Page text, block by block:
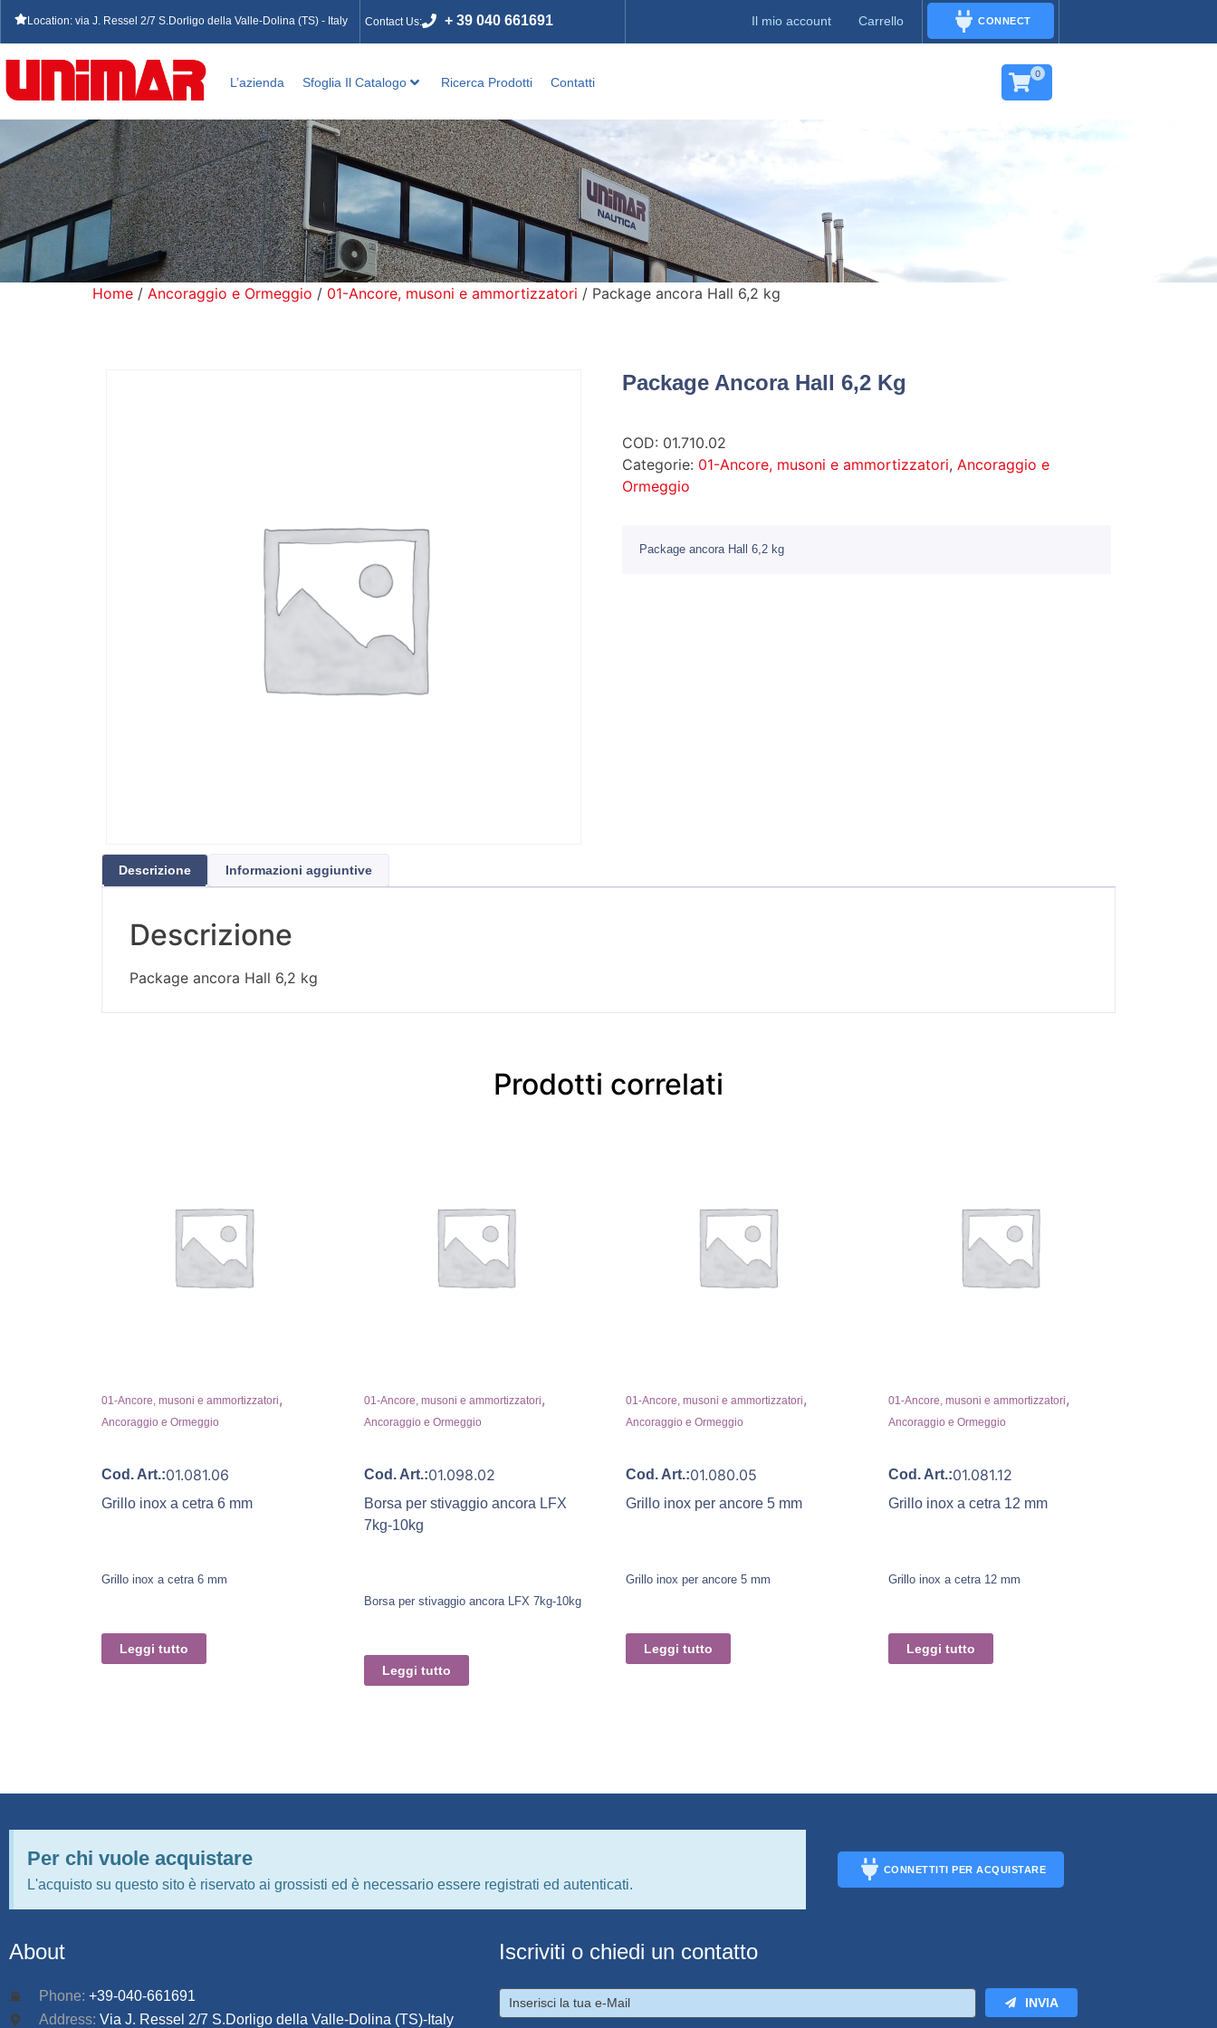
Location: via J. Ressel 2/7 S.Dorligo della Valle-Dolina (TS) - Italy Contact Us: + 39 040 661691 Il mio account Carrello CONNECT
L’azienda Sfoglia Il Catalogo Ricerca Prodotti Contatti
0
Home / Ancoraggio e Ormeggio / 01-Ancore, musoni e ammortizzatori / Package ancora Hall 6,2 kg
Package Ancora Hall 6,2 Kg
COD: 01.710.02
Categorie: 01-Ancore, musoni e ammortizzatori, Ancoraggio e
Ormeggio
Package ancora Hall 6,2 kg
Descrizione Informazioni aggiuntive
Descrizione
Package ancora Hall 6,2 kg
Prodotti correlati
01-Ancore, musoni e ammortizzatori,
Ancoraggio e Ormeggio
Cod. Art.:01.081.06
Grillo inox a cetra 6 mm
Grillo inox a cetra 6 mm
Leggi tutto
01-Ancore, musoni e ammortizzatori,
Ancoraggio e Ormeggio
Cod. Art.:01.098.02
Borsa per stivaggio ancora LFX
7kg-10kg
Borsa per stivaggio ancora LFX 7kg-10kg
Leggi tutto
01-Ancore, musoni e ammortizzatori,
Ancoraggio e Ormeggio
Cod. Art.:01.080.05
Grillo inox per ancore 5 mm
Grillo inox per ancore 5 mm
Leggi tutto
01-Ancore, musoni e ammortizzatori,
Ancoraggio e Ormeggio
Cod. Art.:01.081.12
Grillo inox a cetra 12 mm
Grillo inox a cetra 12 mm
Leggi tutto
Per chi vuole acquistare
L'acquisto su questo sito è riservato ai grossisti ed è necessario essere registrati ed autenticati.
CONNETTITI PER ACQUISTARE
About
Phone: +39-040-661691
Address: Via J. Ressel 2/7 S.Dorligo della Valle-Dolina (TS)-Italy
Iscriviti o chiedi un contatto
INVIA